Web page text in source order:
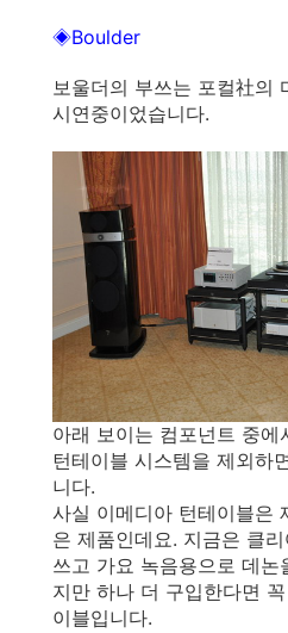
◈Boulder
보울더의 부쓰는 포컬社의
시연중이었습니다.
아래 보이는 컴포넌트 중에
턴테이블 시스템을 제외하
니다.
사실 이메디아 턴테이블은
은 제품인데요. 지금은 클
쓰고 가요 녹음용으로 데논
지만 하나 더 구입한다면
이블입니다.